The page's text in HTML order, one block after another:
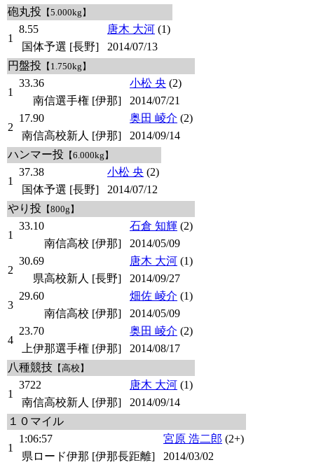
砲丸投 【5.000kg】
1
8.55 唐木 大河 (1)
国体予選 [長野]
2014/07/13
円盤投 【1.750kg】
1
33.36 小松 央 (2)
南信選手権 [伊那]
2014/07/21
2
17.90 奥田 崚介 (2)
南信高校新人 [伊那]
2014/09/14
ハンマー投 【6.000kg】
1
37.38 小松 央 (2)
国体予選 [長野]
2014/07/12
やり投 【800g】
1
33.10 石倉 知輝 (2)
南信高校 [伊那]
2014/05/09
2
30.69 唐木 大河 (1)
県高校新人 [長野]
2014/09/27
3
29.60 畑佐 崚介 (1)
南信高校 [伊那]
2014/05/09
4
23.70 奥田 崚介 (2)
上伊那選手権 [伊那]
2014/08/17
八種競技 【高校】
1
3722 唐木 大河 (1)
南信高校新人 [伊那]
2014/09/14
１０マイル
1
1:06:57 宮原 浩二郎 (2+)
県ロード伊那 [伊那長距離]
2014/03/02